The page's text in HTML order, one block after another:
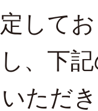
して
、下
ただ